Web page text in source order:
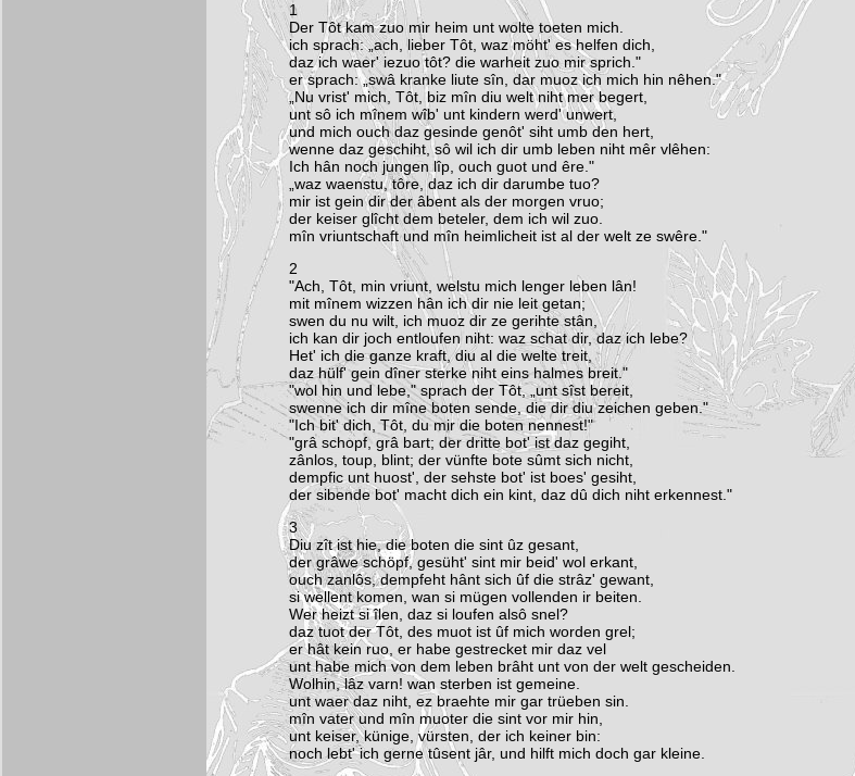
1
Der Tôt kam zuo mir heim unt wolte toeten mich.
ich sprach: „ach, lieber Tôt, waz möht' es helfen dich,
daz ich waer' iezuo tôt? die warheit zuo mir sprich."
er sprach: „swâ kranke liute sîn, dar muoz ich mich hin nêhen."
„Nu vrist' mich, Tôt, biz mîn diu welt niht mer begert,
unt sô ich mînem wîb' unt kindern werd' unwert,
und mich ouch daz gesinde genôt' siht umb den hert,
wenne daz geschiht, sô wil ich dir umb leben niht mêr vlêhen:
Ich hân noch jungen lîp, ouch guot und êre."
„waz waenstu, tôre, daz ich dir darumbe tuo?
mir ist gein dir der âbent als der morgen vruo;
der keiser glîcht dem beteler, dem ich wil zuo.
mîn vriuntschaft und mîn heimlicheit ist al der welt ze swêre."
2
"Ach, Tôt, min vriunt, welstu mich lenger leben lân!
mit mînem wizzen hân ich dir nie leit getan;
swen du nu wilt, ich muoz dir ze gerihte stân,
ich kan dir joch entloufen niht: waz schat dir, daz ich lebe?
Het' ich die ganze kraft, diu al die welte treit,
daz hülf' gein dîner sterke niht eins halmes breit."
"wol hin und lebe," sprach der Tôt, „unt sîst bereit,
swenne ich dir mîne boten sende, die dir diu zeichen geben."
"Ich bit' dich, Tôt, du mir die boten nennest!"
"grâ schopf, grâ bart; der dritte bot' ist daz gegiht,
zânlos, toup, blint; der vünfte bote sûmt sich nicht,
dempfic unt huost', der sehste bot' ist boes' gesiht,
der sibende bot' macht dich ein kint, daz dû dich niht erkennest."
3
Diu zît ist hie, die boten die sint ûz gesant,
der grâwe schöpf, gesüht' sint mir beid' wol erkant,
ouch zanlôs, dempfeht hânt sich ûf die strâz' gewant,
si wellent komen, wan si mügen vollenden ir beiten.
Wer heizt si îlen, daz si loufen alsô snel?
daz tuot der Tôt, des muot ist ûf mich worden grel;
er hât kein ruo, er habe gestrecket mir daz vel
unt habe mich von dem leben brâht unt von der welt gescheiden.
Wolhin, lâz varn! wan sterben ist gemeine.
unt waer daz niht, ez braehte mir gar trüeben sin.
mîn vater und mîn muoter die sint vor mir hin,
unt keiser, künige, vürsten, der ich keiner bin:
noch lebt' ich gerne tûsent jâr, und hilft mich doch gar kleine.